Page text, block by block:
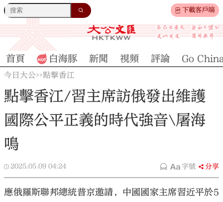
下載客戶端
首頁 白海豚 新聞 視頻 評論 Go
今日大公>>點擊香江
點擊香江/習主席訪俄發出維護
國際公平正義的時代強音\屠海
鳴
2025.05.09 04:24 字號 分享
應俄羅斯聯邦總統普京邀請，中國國家主席習近平於5